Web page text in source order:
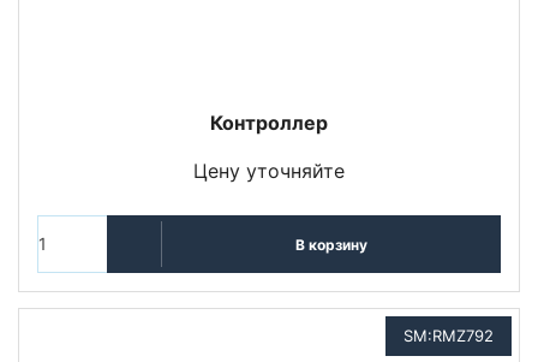
Контроллер
Цену уточняйте
В корзину
SM:RMZ792